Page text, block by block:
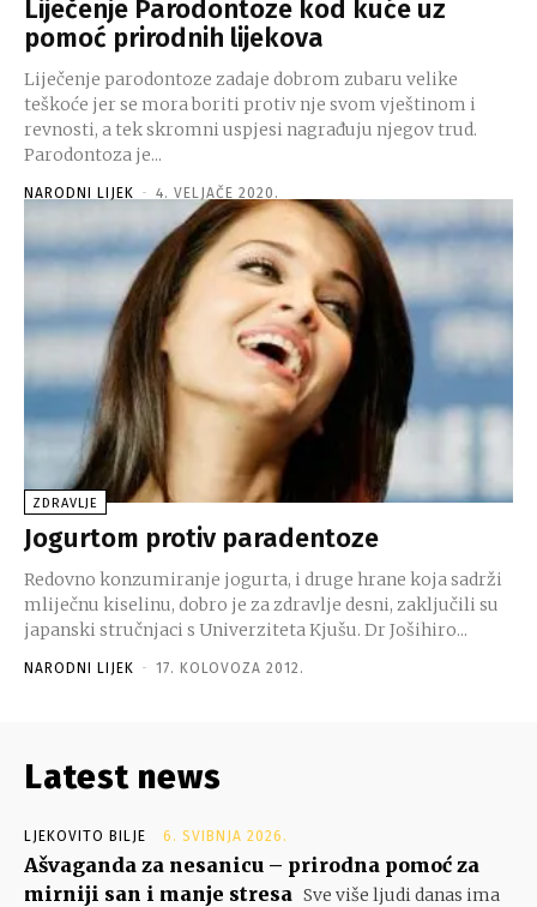
Liječenje Parodontoze kod kuće uz
pomoć prirodnih lijekova
Liječenje parodontoze zadaje dobrom zubaru velike
teškoće jer se mora boriti protiv nje svom vještinom i
revnosti, a tek skromni uspjesi nagrađuju njegov trud.
Parodontoza je...
NARODNI LIJEK - 4. VELJAČE 2020.
ZDRAVLJE
Jogurtom protiv paradentoze
Redovno konzumiranje jogurta, i druge hrane koja sadrži
mliječnu kiselinu, dobro je za zdravlje desni, zaključili su
japanski stručnjaci s Univerziteta Kjušu. Dr Jošihiro...
NARODNI LIJEK - 17. KOLOVOZA 2012.
Latest news
LJEKOVITO BILJE 6. SVIBNJA 2026.
Ašvaganda za nesanicu – prirodna pomoć za
mirniji san i manje stresa Sve više ljudi danas ima